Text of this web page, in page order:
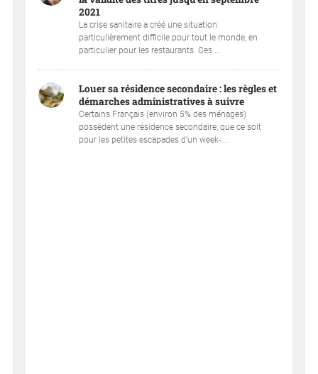
2021
La crise sanitaire a créé une situation
particulièrement difficile pour tout le monde, en
particulier pour les restaurants. Ces ...
Louer sa résidence secondaire : les règles et
démarches administratives à suivre
Certains Français (environ 5% des ménages)
possèdent une résidence secondaire, que ce soit
pour les petites escapades d’un week-...